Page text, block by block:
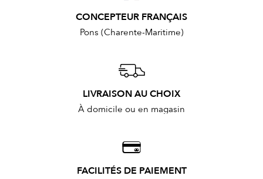
CONCEPTEUR FRANÇAIS
Pons (Charente-Maritime)
LIVRAISON AU CHOIX
À domicile ou en magasin
FACILITÉS DE PAIEMENT